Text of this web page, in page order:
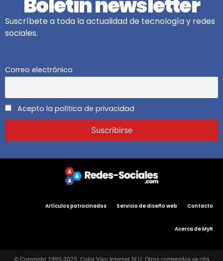
Boletín newsletter
Suscríbete a toda la actualidad de tecnología y redes
sociales.
Correo electrónico
Acepto la política de privacidad
Artículos patrocinados Servicio de diseño web Contacto
Acerca de MyR
© Copyright 1995-2025. Color Vivo Internet SLU. Otros contenidos se cita